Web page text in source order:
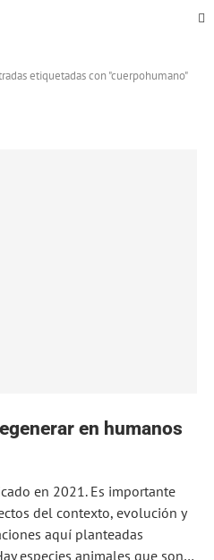
etiquetadas con "cuerpohumano"
en humanos
en 2021. Es importante
del contexto, evolución y
aquí planteadas
Hay especies animales que son…